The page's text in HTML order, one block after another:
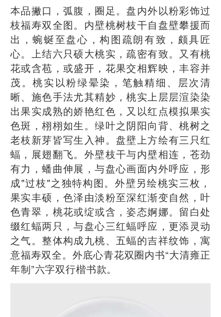
本品撇口，弧腹，圈足。盘内外以粉彩饰过
枝福寿双全图。内壁桃树枝干自盘壁攀援而
出，蜿蜒至盘心，构图疏朗有致，颇具匠
心。上结六只硕大桃实，疏密有致。又有桃
花或含苞，或盛开，花果交相辉映，丰容并
茂。桃实以粉绿晕染，笔触精细、层次清
晰、施色手法尤其精妙，桃实上层层渲染染
出果实成熟的娇艳红色，又以红点模拟果实
色斑，栩栩如生。绿叶之阴阳向背、桃树之
老枝新芽皆写生入神。盘壁上方绘有三只红
蝠，展翅翻飞。外壁枝干与内壁相连，苍劲
有力，蟠曲伸展，与盘心画面内外呼应，形
成"过枝"之独特构图。外壁另绘桃实三枚，
果实丰硕，色泽由淡粉至深红渐变自然，叶
色青翠，桃花或绽或含，姿态婀娜。留白处
缀红蝠两只，与盘心三红蝠呼应，更添灵动
之气。整体构成九桃、五蝠的吉祥纹饰，寓
意福寿双全。外底心青花双圈内书“大清雍正
年制”六字双行楷书款。